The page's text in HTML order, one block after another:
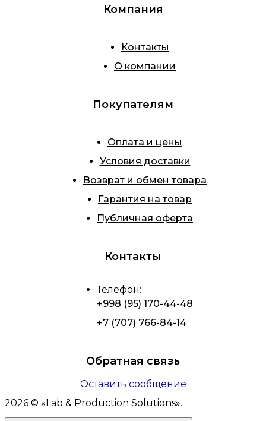
Компания
Контакты
О компании
Покупателям
Оплата и цены
Условия доставки
Возврат и обмен товара
Гарантия на товар
Публичная оферта
Контакты
Телефон:
+998 (95) 170-44-48
+7 (707) 766-84-14
Обратная связь
Оставить сообщение
2026 © « Lab & Production Solutions».